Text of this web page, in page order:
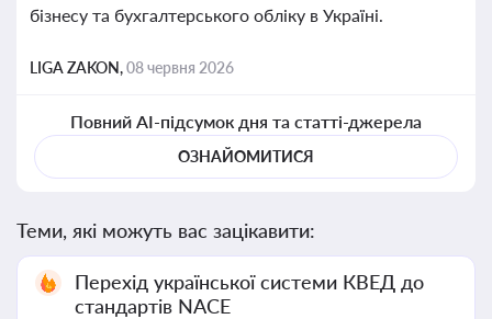
бізнесу та бухгалтерського обліку в Україні.
LIGA ZAKON,08 червня 2026
Повний AI-підсумок дня та статті-джерела
ОЗНАЙОМИТИСЯ
Теми, які можуть вас зацікавити:
Перехід української системи КВЕД до
стандартів NACE